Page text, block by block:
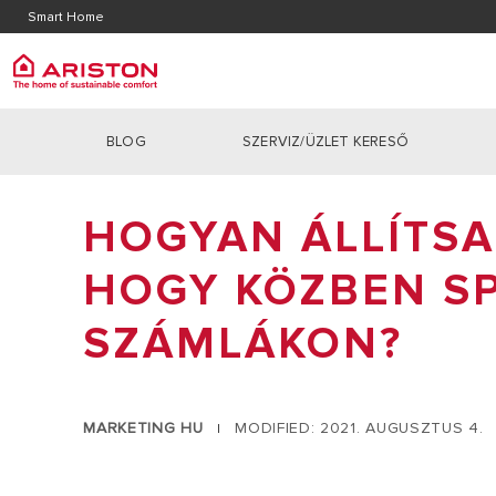
Smart Home
ARISTON GROUP
KARRIEREK
DOLGOZZ NÁLUNK
KAZÁNOK
VÍZMELEGÍTŐK
NAPKOLLEKTOR RENDSZEREK
LÉGKONDICIONÁLÓK
HYBRID
BLOG SZERVIZ/ÜZLET KERESŐ
HOGYAN
HOGY KÖZBEN
SZÁMLÁKON?
MARKETING HU | MODIFIED: 2021. AUGUSZTUS 4.